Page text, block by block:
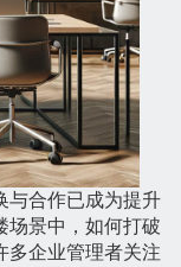
与合作已成为提升
场景中，如何打破
多企业管理者关注